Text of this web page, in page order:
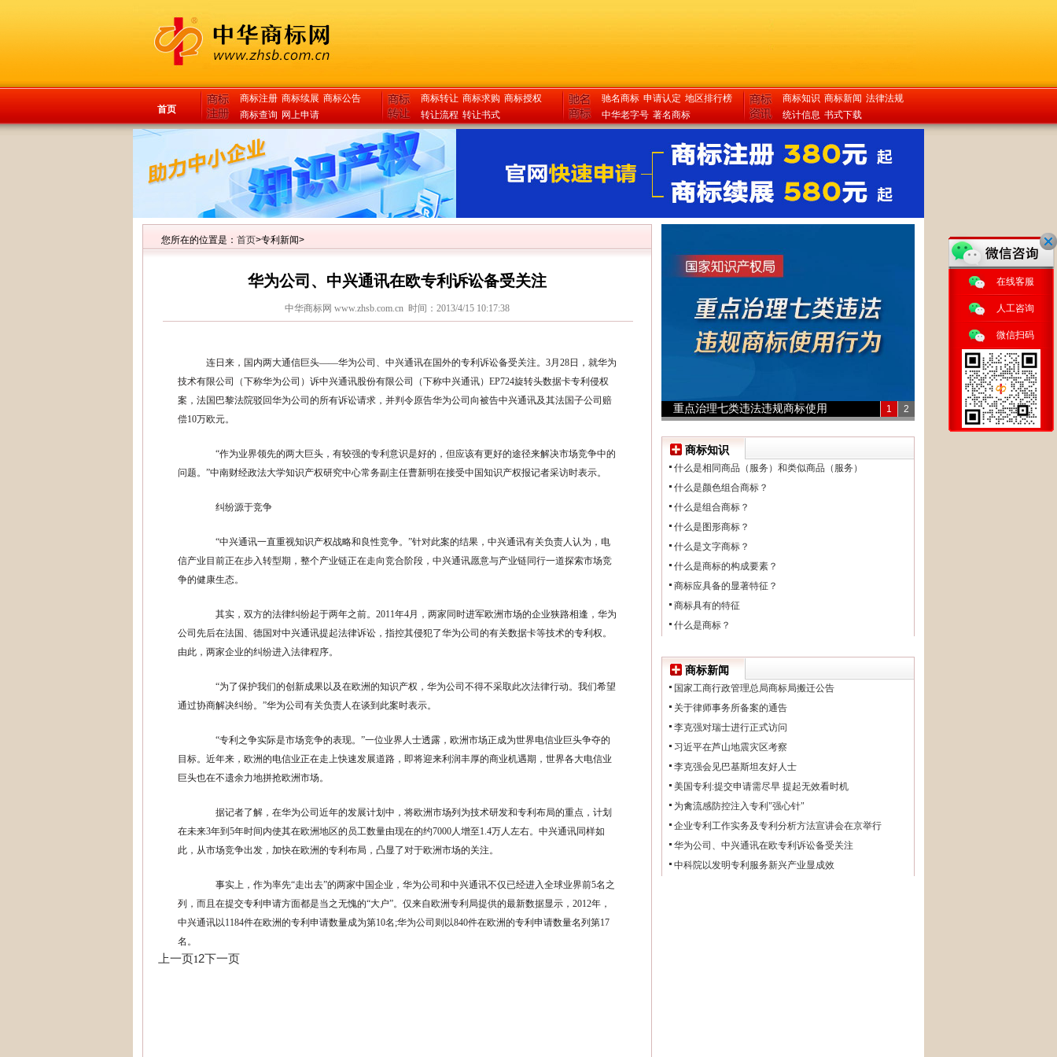
首页
商标注册 商标续展 商标公告
商标查询 网上申请
商标转让 商标求购 商标授权
转让流程 转让书式
驰名商标 申请认定 地区排行榜
中华老字号 著名商标
商标知识 商标新闻 法律法规
统计信息 书式下载
您所在的位置是： 首页>专利新闻>
华为公司、中兴通讯在欧专利诉讼备受关注
中华商标网 www.zhsb.com.cn 时间：2013/4/15 10:17:38
连日来，国内两大通信巨头——华为公司、中兴通讯在国外的专利诉讼备受关注。3月28日，就华为
技术有限公司（下称华为公司）诉中兴通讯股份有限公司（下称中兴通讯）EP724旋转头数据卡专利侵权
案，法国巴黎法院驳回华为公司的所有诉讼请求，并判令原告华为公司向被告中兴通讯及其法国子公司赔
偿10万欧元。
“作为业界领先的两大巨头，有较强的专利意识是好的，但应该有更好的途径来解决市场竞争中的
问题。”中南财经政法大学知识产权研究中心常务副主任曹新明在接受中国知识产权报记者采访时表示。
纠纷源于竞争
“中兴通讯一直重视知识产权战略和良性竞争。”针对此案的结果，中兴通讯有关负责人认为，电
信产业目前正在步入转型期，整个产业链正在走向竞合阶段，中兴通讯愿意与产业链同行一道探索市场竞
争的健康生态。
其实，双方的法律纠纷起于两年之前。2011年4月，两家同时进军欧洲市场的企业狭路相逢，华为
公司先后在法国、德国对中兴通讯提起法律诉讼，指控其侵犯了华为公司的有关数据卡等技术的专利权。
由此，两家企业的纠纷进入法律程序。
“为了保护我们的创新成果以及在欧洲的知识产权，华为公司不得不采取此次法律行动。我们希望
通过协商解决纠纷。”华为公司有关负责人在谈到此案时表示。
“专利之争实际是市场竞争的表现。”一位业界人士透露，欧洲市场正成为世界电信业巨头争夺的
目标。近年来，欧洲的电信业正在走上快速发展道路，即将迎来利润丰厚的商业机遇期，世界各大电信业
巨头也在不遗余力地拼抢欧洲市场。
据记者了解，在华为公司近年的发展计划中，将欧洲市场列为技术研发和专利布局的重点，计划
在未来3年到5年时间内使其在欧洲地区的员工数量由现在的约7000人增至1.4万人左右。中兴通讯同样如
此，从市场竞争出发，加快在欧洲的专利布局，凸显了对于欧洲市场的关注。
事实上，作为率先“走出去”的两家中国企业，华为公司和中兴通讯不仅已经进入全球业界前5名之
列，而且在提交专利申请方面都是当之无愧的“大户”。仅来自欧洲专利局提供的最新数据显示，2012年，
中兴通讯以1184件在欧洲的专利申请数量成为第10名;华为公司则以840件在欧洲的专利申请数量名列第17
名。
上一页12下一页
重点治理七类违法违规商标使用
行为
1 2
商标知识
什么是相同商品（服务）和类似商品（服务）
什么是颜色组合商标？
什么是组合商标？
什么是图形商标？
什么是文字商标？
什么是商标的构成要素？
商标应具备的显著特征？
商标具有的特征
什么是商标？
商标新闻
国家工商行政管理总局商标局搬迁公告
关于律师事务所备案的通告
李克强对瑞士进行正式访问
习近平在芦山地震灾区考察
李克强会见巴基斯坦友好人士
美国专利:提交申请需尽早 提起无效看时机
为禽流感防控注入专利"强心针"
企业专利工作实务及专利分析方法宣讲会在京举行
华为公司、中兴通讯在欧专利诉讼备受关注
中科院以发明专利服务新兴产业显成效
在线客服
人工咨询
微信扫码